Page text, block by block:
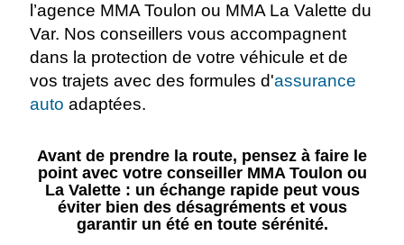
l’agence MMA Toulon ou MMA La Valette du
Var. Nos conseillers vous accompagnent
dans la protection de votre véhicule et de
vos trajets avec des formules d'assurance
auto adaptées.
Avant de prendre la route, pensez à faire le
point avec votre conseiller MMA Toulon ou
La Valette : un échange rapide peut vous
éviter bien des désagréments et vous
garantir un été en toute sérénité.